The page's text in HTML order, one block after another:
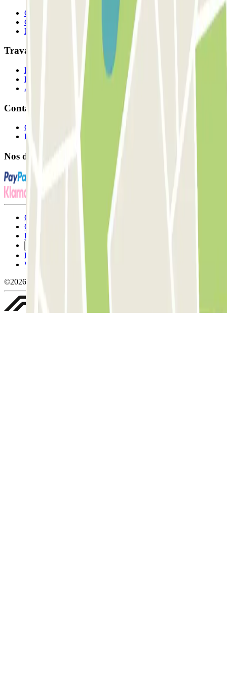
Qui sommes-nous ?
Comment ça marche?
Nos parkings
Travaillons ensemble?
Professionnels
Fournisseur de parking
Affiliés
Contact
Contactez-nous
FAQ
Nos différents modes de paiement:
Conditions générales d'utilisation et contrat
Conditions d'annulation
Politique relative aux cookies
Politique de confidentialité
Whistleblowing
©2026 Parclick. Tous droits réservés